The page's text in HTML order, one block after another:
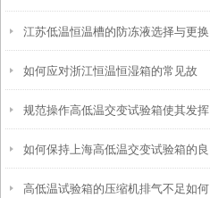
攻略：清洁、校准与系统检查要点
江苏低温恒温槽的防冻液选择与更换
周期建议
如何应对浙江恒温恒湿箱的常见故
障？
规范操作高低温交变试验箱使其发挥
实效
如何保持上海高低温交变试验箱的良
好工作状态？
高低温试验箱的压缩机排气不足如何